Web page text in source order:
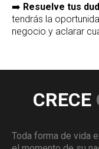
➡️ Resuelve tus
tendrás la
negocio y aclarar
CRECE
Toda forma de vida